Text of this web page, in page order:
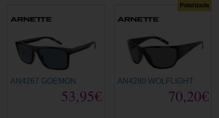
AN4267 GOEMON
53,95€
Polarizada
AN4280 WOLFLIGHT
70,20€